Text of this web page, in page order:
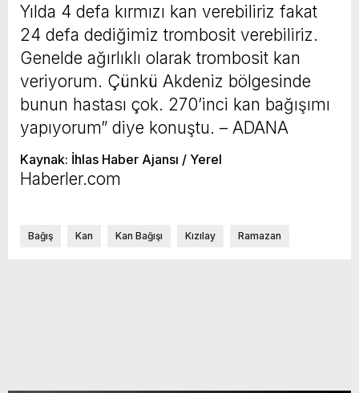
Yılda 4 defa kırmızı kan verebiliriz fakat
24 defa dediğimiz trombosit verebiliriz.
Genelde ağırlıklı olarak trombosit kan
veriyorum. Çünkü Akdeniz bölgesinde
bunun hastası çok. 270’inci kan bağışımı
yapıyorum” diye konuştu. – ADANA
Kaynak: İhlas Haber Ajansı / Yerel
Haberler.com
Bağış Kan Kan Bağışı Kızılay Ramazan